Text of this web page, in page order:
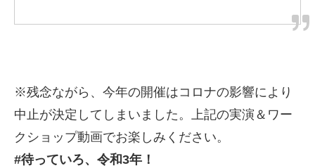
※残念ながら、今年の開催はコロナの影響により
中止が決定してしまいました。上記の実演＆ワー
クショップ動画でお楽しみください。
#待っていろ、令和3年！